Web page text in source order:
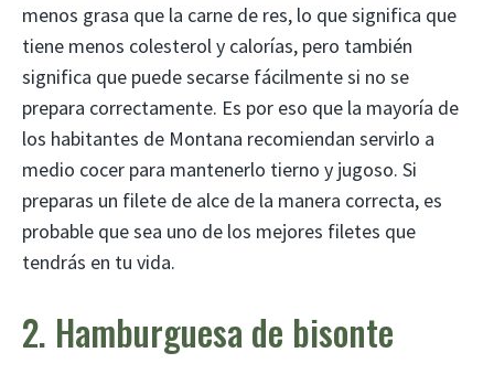
menos grasa que la carne de res, lo que significa que
tiene menos colesterol y calorías, pero también
significa que puede secarse fácilmente si no se
prepara correctamente. Es por eso que la mayoría de
los habitantes de Montana recomiendan servirlo a
medio cocer para mantenerlo tierno y jugoso. Si
preparas un filete de alce de la manera correcta, es
probable que sea uno de los mejores filetes que
tendrás en tu vida.
2. Hamburguesa de bisonte